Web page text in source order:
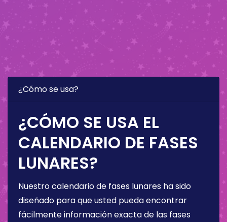
¿Cómo se usa?
¿CÓMO SE USA EL
CALENDARIO DE FASES
LUNARES?
Nuestro calendario de fases lunares ha sido
diseñado para que usted pueda encontrar
fácilmente información exacta de las fases